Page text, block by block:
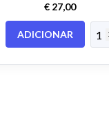
€ 27,00
ADICIONAR